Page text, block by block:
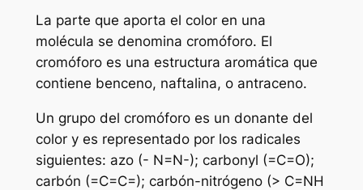
La parte que aporta el color en una
molécula se denomina cromóforo. El
cromóforo es una estructura aromática que
contiene benceno, naftalina, o antraceno.
Un grupo del cromóforo es un donante del
color y es representado por los radicales
siguientes: azo (- N=N-); carbonyl (=C=O);
carbón (=C=C=); carbón-nitrógeno (> C=NH